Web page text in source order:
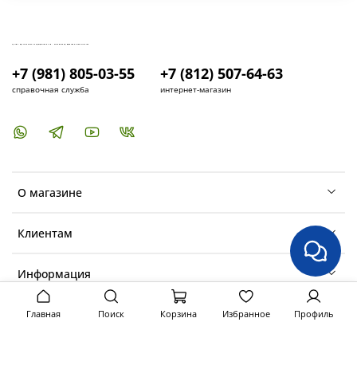
О магазине
Клиентам
Информация
+7 (981) 805-03-55
справочная служба
+7 (812) 507-64-63
интернет-магазин
Главная Поиск Корзина Избранное Профиль